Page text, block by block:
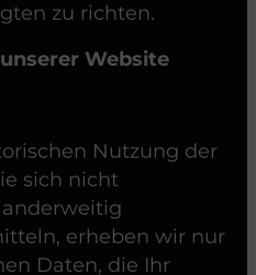
zu richten.
Website
Nutzung der
sich nicht
erheben wir nur
Daten, die Ihr